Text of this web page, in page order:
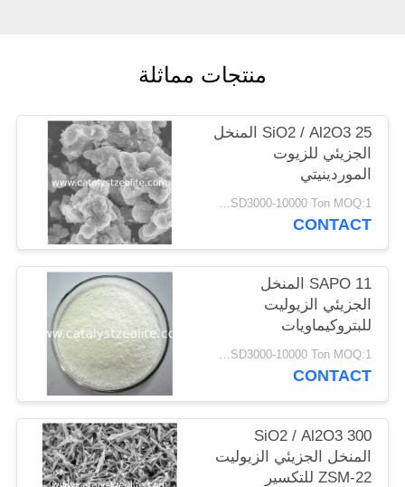
منتجات مماثلة
SiO2 / Al2O3 25 المنخل
الجزيئي للزيوت
الموردينيتي
USD3000-10000 Ton MOQ:1 كغم
CONTACT
SAPO 11 المنخل
الجزيئي الزيوليت
للبتروكيماويات
USD3000-10000 Ton MOQ:1 كغم
CONTACT
SiO2 / Al2O3 300
المنخل الجزيئي الزيوليت
ZSM-22 للتكسير